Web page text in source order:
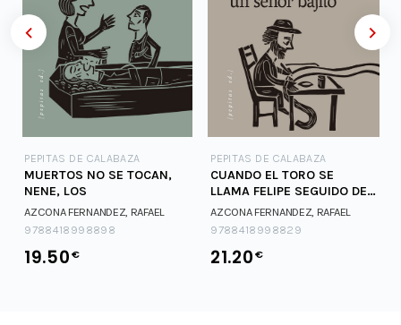
PEPITAS DE CALABAZA
MUERTOS NO SE TOCAN,
NENE, LOS
AZCONA FERNANDEZ, RAFAEL
9788418998898
19.50€
PEPITAS DE CALABAZA
CUANDO EL TORO SE
LLAMA FELIPE SEGUIDO DE
MEMORIAS DE UN SEÑ
AZCONA FERNANDEZ, RAFAEL
9788418998829
21.20€